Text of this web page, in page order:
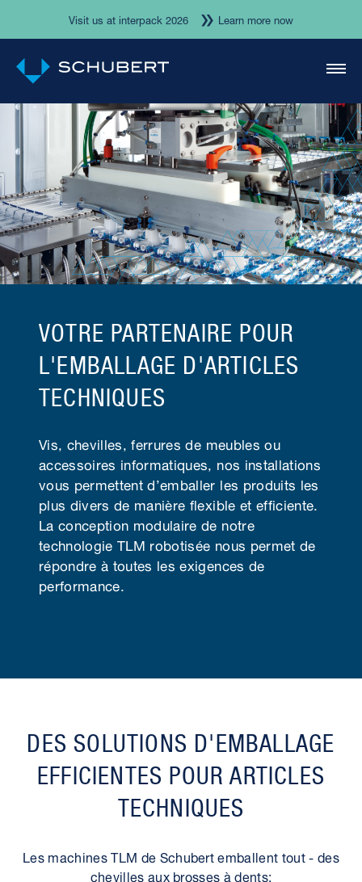
Visit us at interpack 2026 Learn more now
VOTRE PARTENAIRE POUR
L'EMBALLAGE D'ARTICLES
TECHNIQUES
Vis, chevilles, ferrures de meubles ou
accessoires informatiques, nos installations
vous permettent d’emballer les produits les
plus divers de manière flexible et efficiente.
La conception modulaire de notre
technologie TLM robotisée nous permet de
répondre à toutes les exigences de
performance.
DES SOLUTIONS D'EMBALLAGE
EFFICIENTES POUR ARTICLES
TECHNIQUES
Les machines TLM de Schubert emballent tout - des
chevilles aux brosses à dents: